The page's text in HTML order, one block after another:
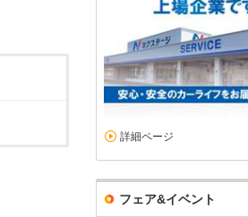
詳細ページ
フェア&イベント